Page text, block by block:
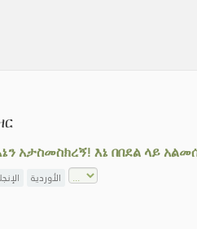
አታስመስክረኝ! እኔ በበደል ላይ
الأوردية